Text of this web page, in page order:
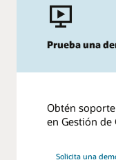
Prueba una
Obtén
en Gestión
Solicita una